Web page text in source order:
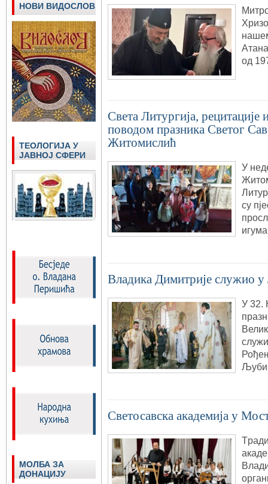
од
Света Литургија, рецитације
поводом празника Светог
Житомислић
У
су
Владика Димитрије служио
У 32.
Светосавска академија у
НОВИ ВИДОСЛОВ
ТЕОЛОГИЈА У
ЈАВНОЈ СФЕРИ
МОЛБА ЗА
ДОНАЦИЈУ